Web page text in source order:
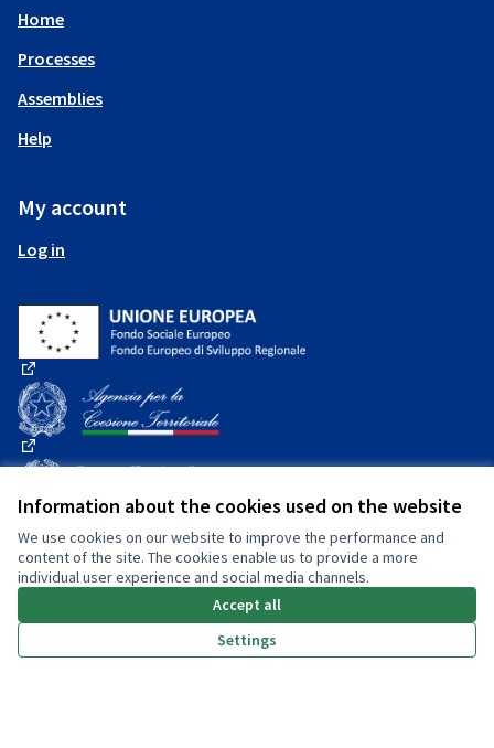
Information about the cookies used on the website
We use cookies on our website to improve the performance and
content of the site. The cookies enable us to provide a more
individual user experience and social media channels.
Accept all
Settings
Home
Processes
Assemblies
Help
My account
Log in
(External link)
(External link)
(External link)
(External link)